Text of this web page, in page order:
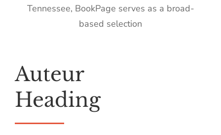
Tennessee, BookPage serves as a broad-
based selection
Auteur
Heading